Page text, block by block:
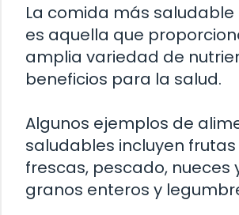
La comida más
es aquella que
amplia variedad de
beneficios para la salud.
Algunos ejemplos de
saludables incluyen
frescas, pescado, nueces
granos enteros y